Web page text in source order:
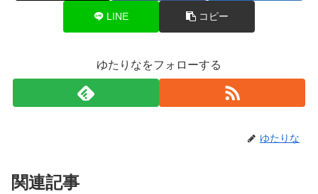
LINE コピー
ゆたりなをフォローする
ゆたりな
関連記事